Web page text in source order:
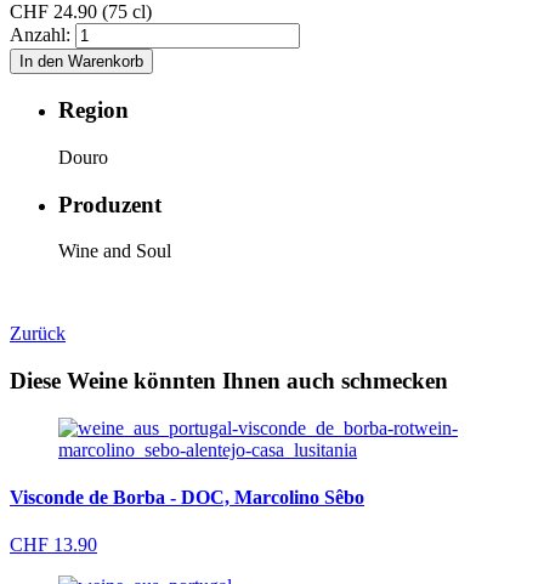
CHF 24.90 (75 cl)
Anzahl:
Region
Douro
Produzent
Wine and Soul
Zurück
Diese Weine könnten Ihnen auch schmecken
Visconde de Borba - DOC, Marcolino Sêbo
CHF 13.90